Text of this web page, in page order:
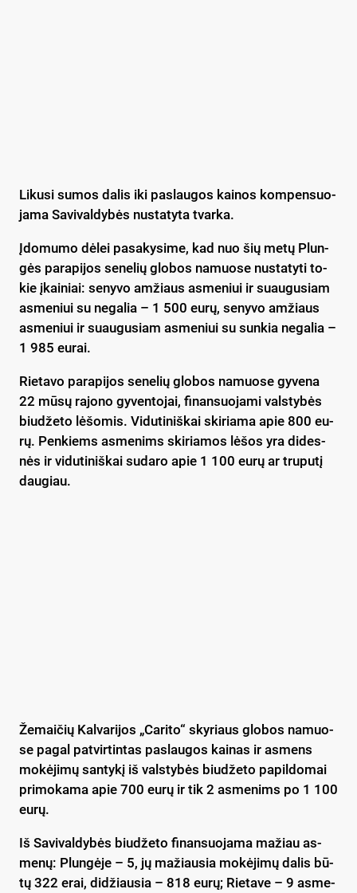
Li­ku­si su­mos da­lis iki pa­slau­gos kai­nos kom­pen­suo­
ja­ma Sa­vi­val­dy­bės nu­sta­ty­ta tvar­ka.
Įdo­mu­mo dė­lei pa­sa­ky­si­me, kad nuo šių me­tų Plun­
gės pa­ra­pi­jos se­ne­lių glo­bos na­muo­se nu­sta­ty­ti to­
kie įkai­niai: se­ny­vo am­žiaus as­me­niui ir suau­gu­siam
as­me­niui su ne­ga­lia – 1 500 eu­rų, se­ny­vo am­žiaus
as­me­niui ir suau­gu­siam as­me­niui su sun­kia ne­ga­lia –
1 985 eu­rai.
Rie­ta­vo pa­ra­pi­jos se­ne­lių glo­bos na­muo­se gy­ve­na
22 mū­sų ra­jo­no gy­ven­to­jai, fi­nan­suo­ja­mi vals­ty­bės
biu­dže­to lė­šo­mis. Vi­du­ti­niš­kai ski­ria­ma apie 800 eu­
rų. Pen­kiems as­me­nims ski­ria­mos lė­šos yra di­des­
nės ir vi­du­ti­niš­kai su­da­ro apie 1 100 eu­rų ar tru­pu­tį
dau­giau.
Že­mai­čių Kal­va­ri­jos „Ca­ri­to“ skyriaus glo­bos na­muo­
se pa­gal pa­tvir­tin­tas pa­slau­gos kai­nas ir as­mens
mo­kė­ji­mų san­ty­kį iš vals­ty­bės biu­dže­to pa­pil­do­mai
pri­mo­ka­ma apie 700 eu­rų ir tik 2 as­me­nims po 1 100
eu­rų.
Iš Sa­vi­val­dy­bės biu­dže­to fi­nan­suo­ja­ma ma­žiau as­
me­nų: Plun­gė­je – 5, jų ma­žiau­sia mo­kė­ji­mų da­lis bū­
tų 322 erai, di­džiau­sia – 818 eu­rų; Rie­ta­ve – 9 as­me­